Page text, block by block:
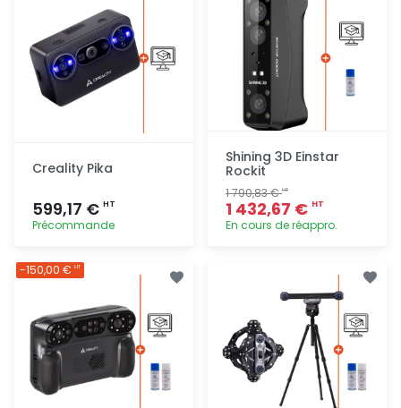
Creality Pika
599,17 € HT
Précommande
Shining 3D Einstar
Rockit
1 790,83 €HT
1 432,67 € HT
En cours de réappro.
-150,00 € HT